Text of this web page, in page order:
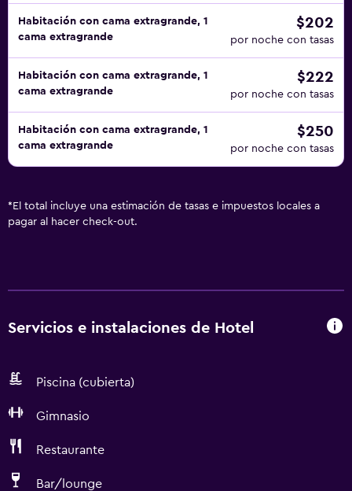
Habitación con cama extragrande, 1
cama extragrande
$202
por noche con tasas
Habitación con cama extragrande, 1
cama extragrande
$222
por noche con tasas
Habitación con cama extragrande, 1
cama extragrande
$250
por noche con tasas
* El total incluye una estimación de tasas e impuestos locales a
pagar al hacer check-out.
Servicios e instalaciones de Hotel
Piscina (cubierta)
Gimnasio
Restaurante
Bar/lounge